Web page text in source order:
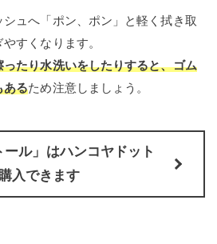
ュへ「ポン、ポン」と軽く拭き取
すくなります。
たり水洗いをしたりすると、ゴム
あるため注意しましょう。
ール」はハンコヤドット
入できます